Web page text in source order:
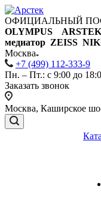
ОФИЦИАЛЬНЫЙ
OLYMPUS
медиатор ZEISS
Москва
+7 (499) 112-333-9
Пн. – Пт.: с 9:00 до
Заказать звонок
Москва, Каширское